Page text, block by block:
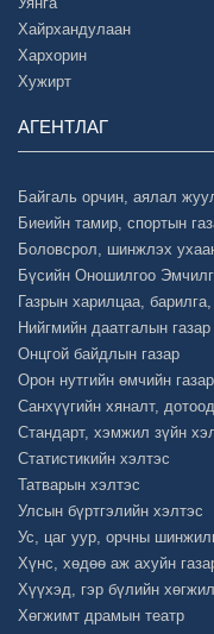
Хайрхандулаан
Хархорин
Хужирт
АГЕНТЛАГ
Байгаль орчин, аялал
Биеийн тамир, спортын
Боловсрол, шинжлэх
Бүсийн Оношилгоо
Газрын харилцаа,
Нийгмийн даатгалын газар
Онцгой байдлын газар
Орон нутгийн өмчийн газар
Санхүүгийн хяналт,
Стандарт, хэмжил зүйн
Статистикийн хэлтэс
Татварын хэлтэс
Улсын бүртгэлийн хэлтэс
Ус, цаг уур, орчны
Хүнс, хөдөө аж ахуйн
Хүүхэд, гэр бүлийн
Хөгжимт драмын театр